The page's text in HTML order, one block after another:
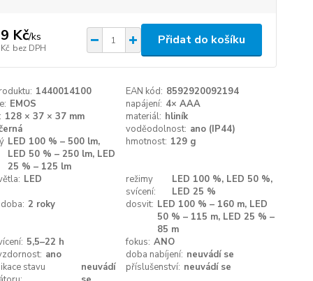
Kč/ks
bez DPH
Přidat do košíku
1440014100 EAN kód: 8592920092194
EMOS napájení: 4× AAA
128 × 37 × 37 mm materiál: hliník
voděodolnost: ano (IP44)
LED 100 % – 500 lm,
LED 50 % – 250 lm, LED
25 % – 125 lm
hmotnost: 129 g
LED
režimy
svícení:
LED 100 %, LED 50 %,
LED 25 %
2 roky dosvit: LED 100 % – 160 m, LED
50 % – 115 m, LED 25 % –
85 m
5,5–22 h fokus: ANO
ano doba nabíjení: neuvádí se
stavu
neuvádí
příslušenství: neuvádí se